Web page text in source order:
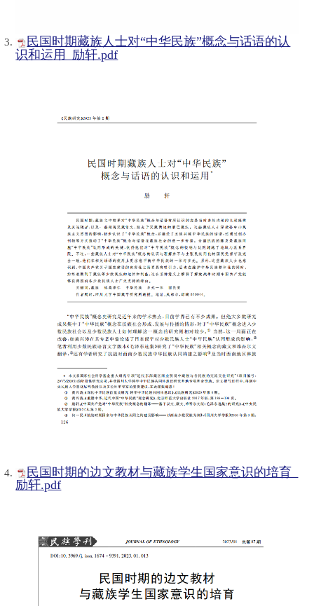
民国时期藏族人士对“中华民族”概念与话语的认
识和运用_励轩.pdf
民国时期的边文教材与藏族学生国家意识的培育_
励轩.pdf